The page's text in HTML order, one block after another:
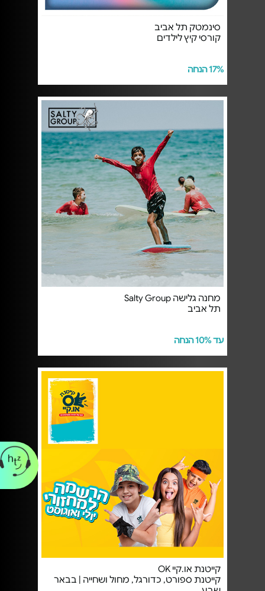
סינמטק תל אביב
קורסי קיץ לילדים
17% הנחה
מחנה גלישה Salty Group
תל אביב
עד 10% הנחה
קייטנת או.קיי OK
קייטנת ספורט, כדורגל, מחול ושחייה | בבאר